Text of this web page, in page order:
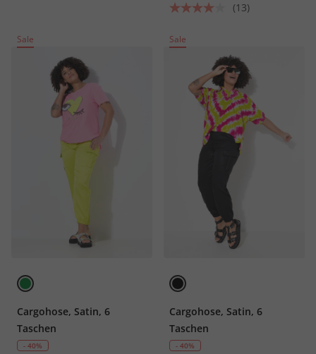
(13)
Sale
Cargohose, Satin, 6
Taschen
- 40%
Sale
Cargohose, Satin, 6
Taschen
- 40%